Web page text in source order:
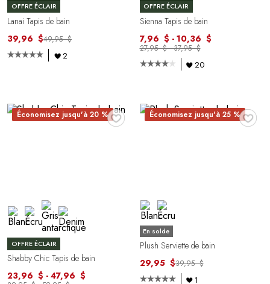
OFFRE ÉCLAIR
Lanai Tapis de bain
39,96 $49,95 $
2
OFFRE ÉCLAIR
Sienna Tapis de bain
7,96 $ - 10,36 $
27,95 $ - 37,95 $
20
♥
Économisez jusqu'à 20 %
OFFRE ÉCLAIR
Shabby Chic Tapis de bain
23,96 $ - 47,96 $
♥
Économisez jusqu'à 25 %
En solde
Plush Serviette de bain
29,95 $39,95 $
1